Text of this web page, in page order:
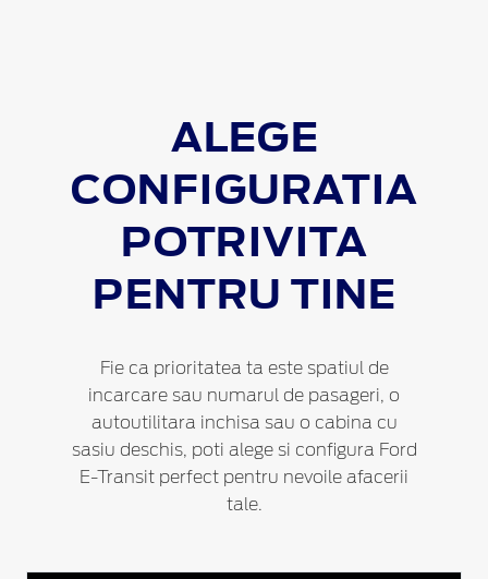
ALEGE
CONFIGURATIA
POTRIVITA
PENTRU TINE
Fie ca prioritatea ta este spatiul de
incarcare sau numarul de pasageri, o
autoutilitara inchisa sau o cabina cu
sasiu deschis, poti alege si configura Ford
E-Transit perfect pentru nevoile afacerii
tale.